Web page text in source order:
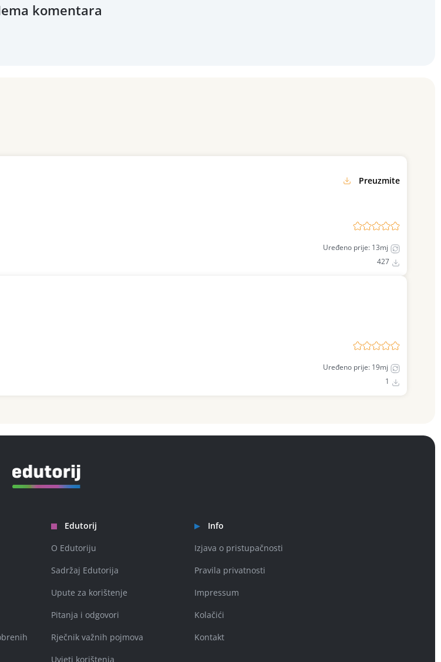
komentara
Preuzmite
Uređeno prije: 13mj
427
Uređeno prije: 19mj
1
Edutorij
O Edutoriju
Sadržaj Edutorija
Upute za korištenje
Pitanja i odgovori
Rječnik važnih pojmova
Uvjeti korištenja
Info
Izjava o pristupačnosti
Pravila privatnosti
Impressum
Kolačići
Kontakt